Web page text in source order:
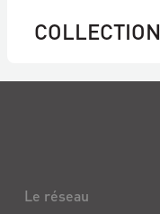
COLLECTION
Le réseau